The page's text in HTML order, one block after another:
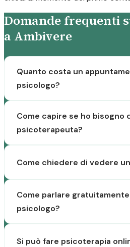
Domande frequenti
a Ambivere
Quanto costa un
psicologo?
Come capire se ho bisogno
psicoterapeuta?
Come chiedere di vedere
Come parlare
psicologo?
Si può fare psicoterapia